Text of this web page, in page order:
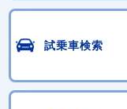
試乗車検索